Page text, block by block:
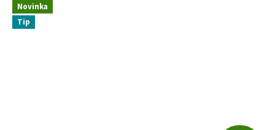
Novinka
Tip